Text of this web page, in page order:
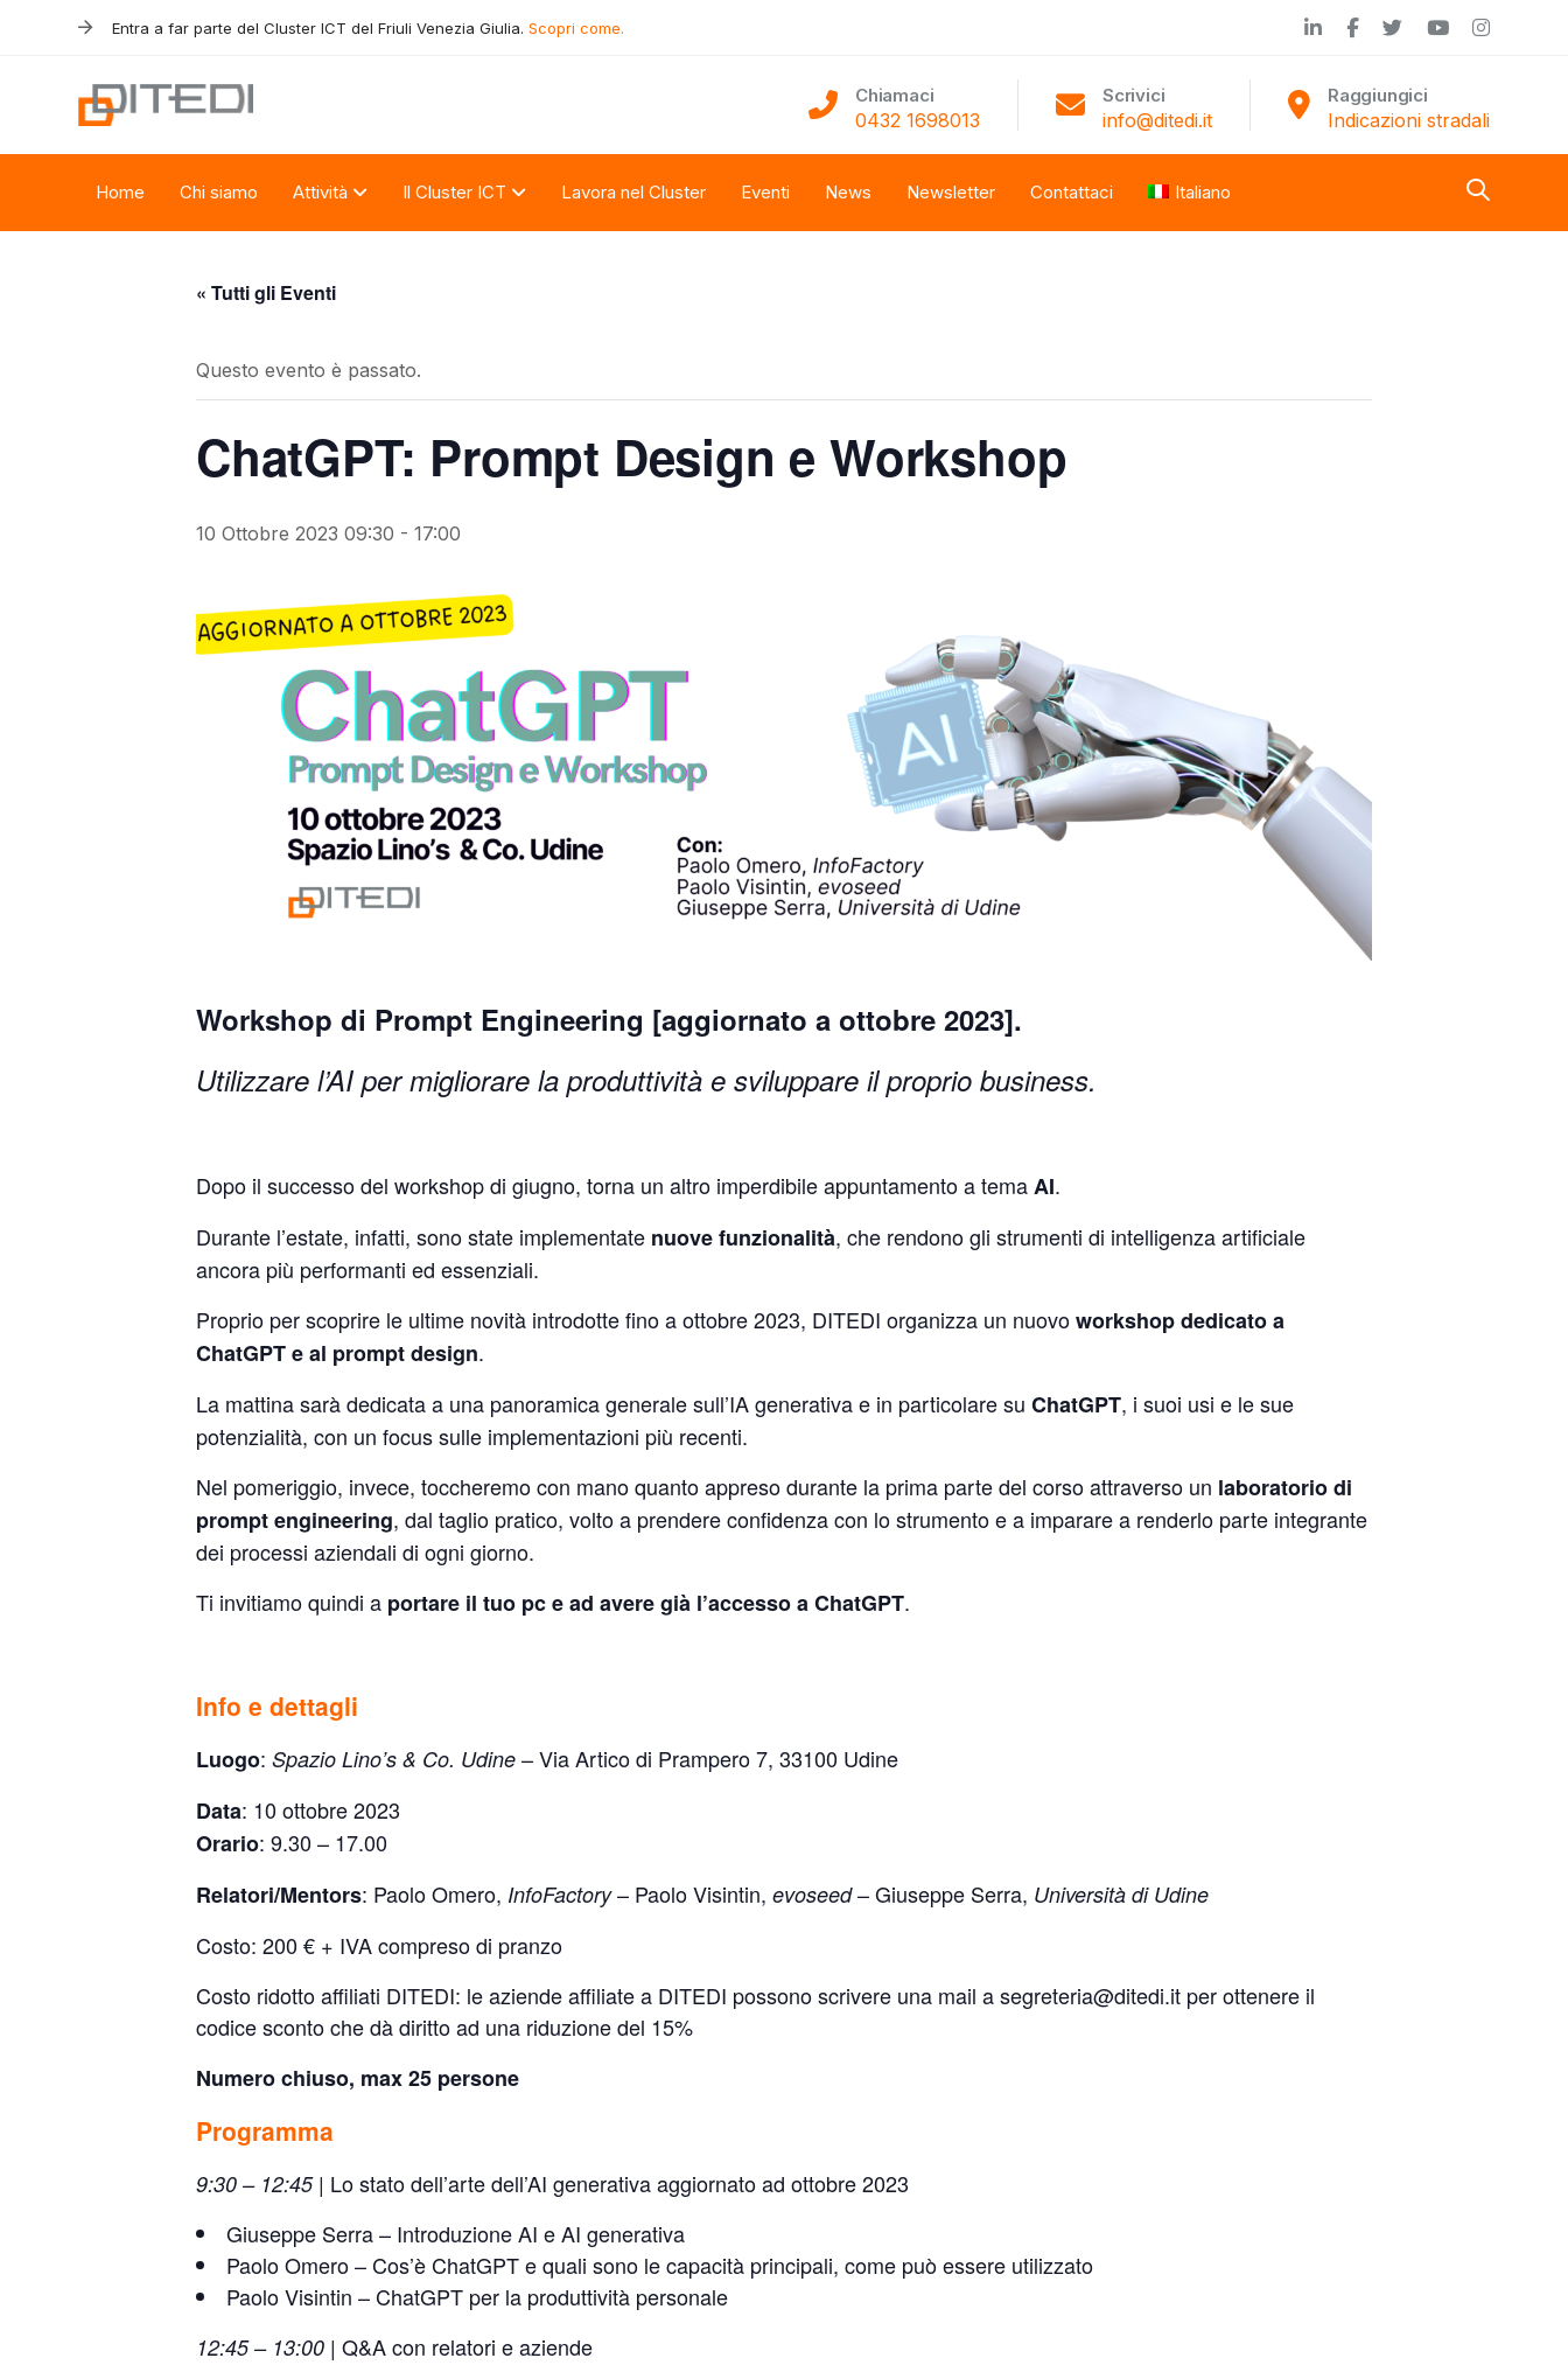
navigation
Entra a far parte del Cluster ICT del Friuli Venezia Giulia. Scopri come.
Chiamaci
0432 1698013
Scrivici
info@ditedi.it
Raggiungici
Indicazioni stradali
Home Chi siamo Attività Il Cluster ICT Lavora nel Cluster Eventi News Newsletter Contattaci Italiano
« Tutti gli Eventi
Questo evento è passato.
ChatGPT: Prompt Design e Workshop
10 Ottobre 2023 09:30 - 17:00
Workshop di Prompt Engineering [aggiornato a ottobre 2023].
Utilizzare l’AI per migliorare la produttività e sviluppare il proprio business.
Dopo il successo del workshop di giugno, torna un altro imperdibile appuntamento a temaAI.
Durante l’estate, infatti, sono state implementate nuove funzionalità, che rendono gli strumenti di intelligenza artificiale
ancora più performanti ed essenziali.
Proprio per scoprire le ultime novità introdotte fino a ottobre 2023, DITEDI organizza un nuovoworkshop dedicato a
ChatGPT e al prompt design.
La mattina sarà dedicata a una panoramica generale sull’IA generativa e in particolare su ChatGPT, i suoi usi e le sue
potenzialità, con un focus sulle implementazioni più recenti.
Nel pomeriggio, invece, toccheremo con mano quanto appreso durante la prima parte del corso attraverso un laboratorio di
prompt engineering, dal taglio pratico, volto a prendere confidenza con lo strumento e a imparare a renderlo parte integrante
dei processi aziendali di ogni giorno.
Ti invitiamo quindi a portare il tuo pc e ad avere già l’accesso a ChatGPT.
Info e dettagli
Luogo: Spazio Lino’s & Co. Udine – Via Artico di Prampero 7, 33100 Udine
Data: 10 ottobre 2023
Orario: 9.30 – 17.00
Relatori/Mentors: Paolo Omero, InfoFactory– Paolo Visintin, evoseed– Giuseppe Serra, Università di Udine
Costo: 200 € + IVA compreso di pranzo
Costo ridotto affiliati DITEDI: le aziende affiliate a DITEDI possono scrivere una mail a segreteria@ditedi.it per ottenere il
codice sconto che dà diritto ad una riduzione del 15%
Numero chiuso, max 25 persone
Programma
9:30 – 12:45 | Lo stato dell’arte dell’AI generativa aggiornato ad ottobre 2023
Giuseppe Serra – Introduzione AI e AI generativa
Paolo Omero – Cos’è ChatGPT e quali sono le capacità principali, come può essere utilizzato
Paolo Visintin – ChatGPT per la produttività personale
12:45 – 13:00 | Q&A con relatori e aziende